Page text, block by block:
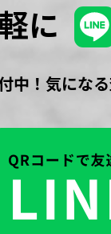
に
中！気にな